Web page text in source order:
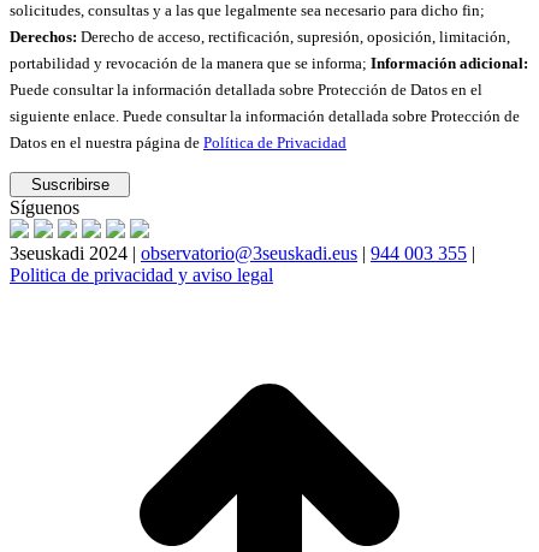
solicitudes, consultas y a las que legalmente sea necesario para dicho fin;
Derechos: Derecho de acceso, rectificación, supresión, oposición, limitación,
portabilidad y revocación de la manera que se informa; Información adicional:
Puede consultar la información detallada sobre Protección de Datos en el
siguiente enlace. Puede consultar la información detallada sobre Protección de
Datos en el nuestra página de Política de Privacidad
Síguenos
3seuskadi 2024 | observatorio@3seuskadi.eus | 944 003 355 |
Politica de privacidad y aviso legal